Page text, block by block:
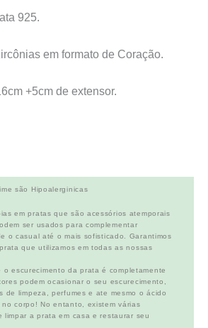
925.
em formato de Coração.
+5cm de extensor.
são Hipoalerginicas
em pratas que são acessórios atemporais
ser usados para complementar
o casual até o mais sofisticado. Garantimos
que utilizamos em todas as nossas
o escurecimento da prata é completamente
podem ocasionar o seu escurecimento,
de limpeza, perfumes e ate mesmo o ácido
corpo! No entanto, existem várias
limpar a prata em casa e restaurar seu